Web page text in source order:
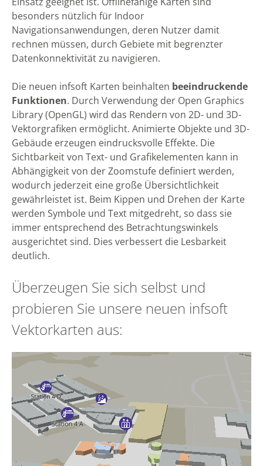
besonders nützlich für Indoor
Navigationsanwendungen, deren Nutzer damit
rechnen müssen, durch Gebiete mit begrenzter
Datenkonnektivität zu navigieren.
Die neuen infsoft Karten beinhalten beeindruckende
Funktionen. Durch Verwendung der Open Graphics
Library (OpenGL) wird das Rendern von 2D- und 3D-
Vektorgrafiken ermöglicht. Animierte Objekte und 3D-
Gebäude erzeugen eindrucksvolle Effekte. Die
Sichtbarkeit von Text- und Grafikelementen kann in
Abhängigkeit von der Zoomstufe definiert werden,
wodurch jederzeit eine große Übersichtlichkeit
gewährleistet ist. Beim Kippen und Drehen der Karte
werden Symbole und Text mitgedreht, so dass sie
immer entsprechend des Betrachtungswinkels
ausgerichtet sind. Dies verbessert die Lesbarkeit
deutlich.
Überzeugen Sie sich selbst und
probieren Sie unsere neuen infsoft
Vektorkarten aus: